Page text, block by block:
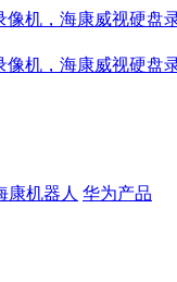
康机器人 华为产品